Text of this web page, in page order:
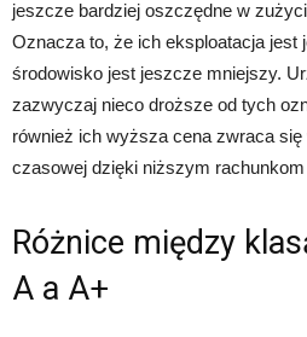
jeszcze bardziej oszczędne w
Oznacza to, że ich eksploatacja jest
środowisko jest jeszcze mniejszy.
zazwyczaj nieco droższe od tych
również ich wyższa cena zwraca się
czasowej dzięki niższym rachunkom
Różnice między
A a A+